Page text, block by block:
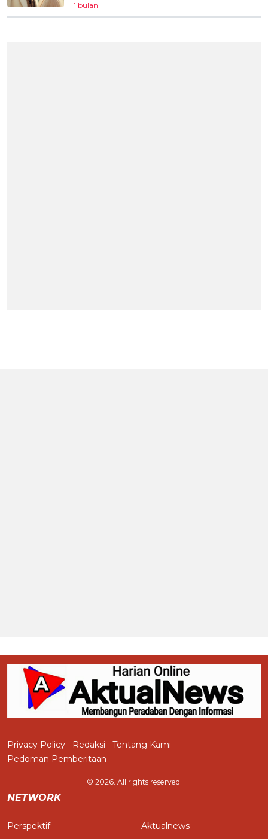
1 bulan
Privacy Policy Redaksi
Tentang Kami
Pedoman Pemberitaan
© 2026. All rights reserved.
NETWORK
Perspektif Aktualnews